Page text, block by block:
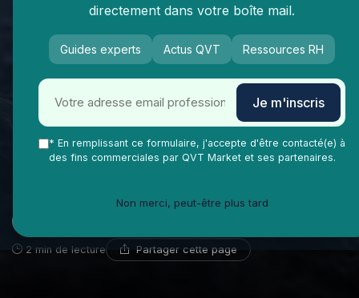
QVT Market Enjeux dans la QVT Engagement collaborateurs
De la lassitude à
l'enthousiasme : Comment
relancer l’implication des
collaborateurs grâce à la
2 min de lecture Partager cette page
directement dans votre boîte mail.
Guides experts Actus QVT Ressources RH
Je m'inscris
* En remplissant ce formulaire, j'accepte d'être contacté(e) à
des fins commerciales par QVT Market et ses partenaires.
Non merci, peut-être plus tard